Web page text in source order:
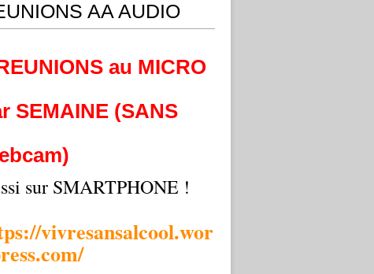
AA AUDIO
au MICRO
SEMAINE (SANS
sur SMARTPHONE !
vivresansalcool.wor